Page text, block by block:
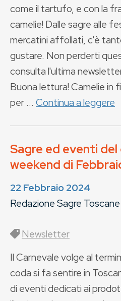
come il tartufo, e con la
camelie! Dalle sagre alle
mercatini affollati, c'è
gustare. Non perderti
consulta l'ultima
Buona lettura! Camelie in
per ... Continua a leggere
Sagre ed eventi
weekend di
22 Febbraio 2024
Redazione Sagre Toscane
Newsletter
Il Carnevale volge al
coda si fa sentire in
di eventi dedicati ai